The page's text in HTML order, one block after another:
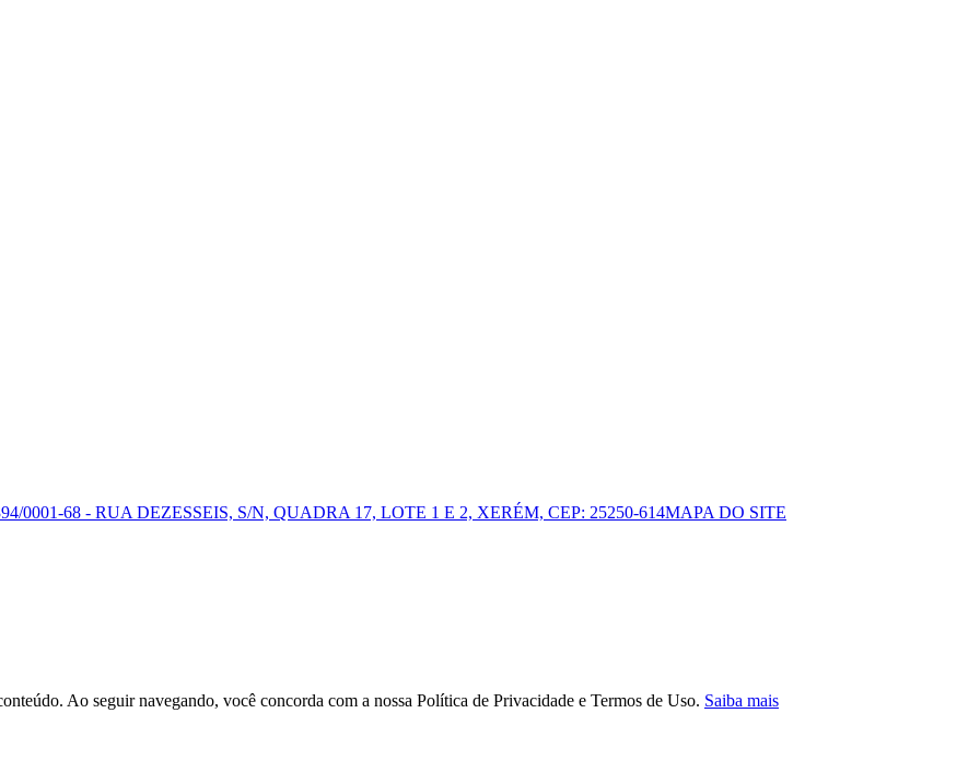
0001-68 - RUA DEZESSEIS, S/N, QUADRA 17, LOTE 1 E 2, XERÉM, CEP: 25250-614MAPA DO SITE
Ao seguir navegando, você concorda com a nossa Política de Privacidade e Termos de Uso. Saiba mais